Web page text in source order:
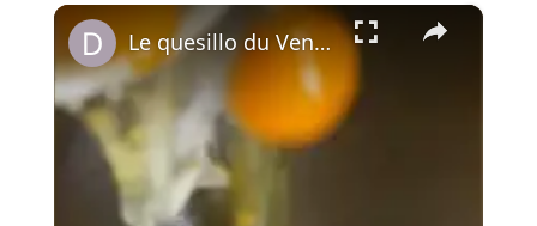
×
Le quesillo du Venezuela est un dessert proche de la crème caramel.